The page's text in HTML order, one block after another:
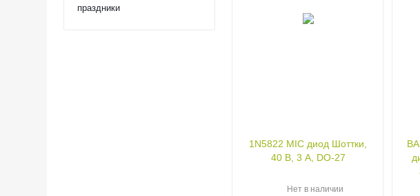
праздники
1N5822 MIC диод Шоттки,
40 В, 3 А, DO-27
Нет в наличии